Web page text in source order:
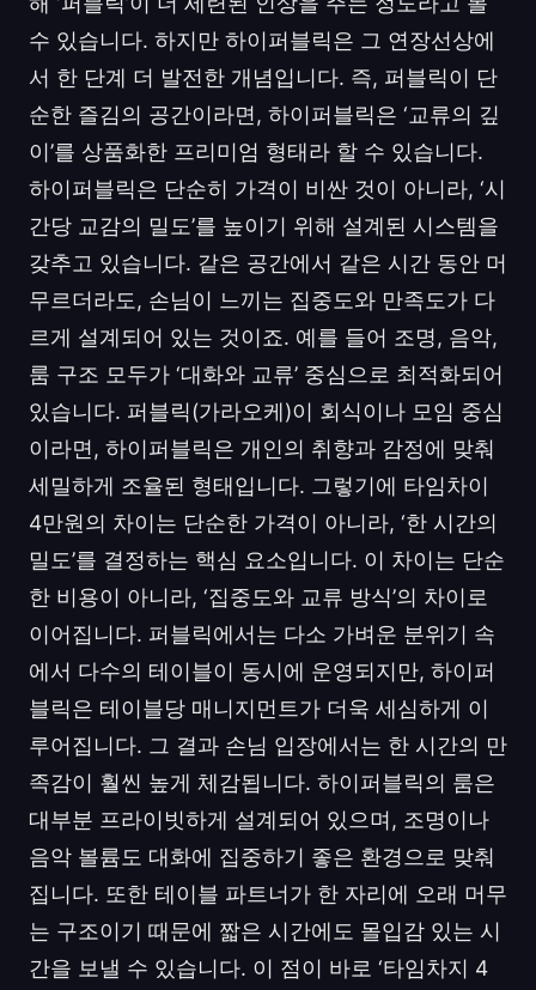
수 있습니다. 하지만 하이퍼블릭은 그 연장선상에
서 한 단계 더 발전한 개념입니다. 즉, 퍼블릭이 단
순한 즐김의 공간이라면, 하이퍼블릭은 ‘교류의 깊
이’를 상품화한 프리미엄 형태라 할 수 있습니다.
하이퍼블릭은 단순히 가격이 비싼 것이 아니라, ‘시
간당 교감의 밀도’를 높이기 위해 설계된 시스템을
갖추고 있습니다. 같은 공간에서 같은 시간 동안 머
무르더라도, 손님이 느끼는 집중도와 만족도가 다
르게 설계되어 있는 것이죠. 예를 들어 조명, 음악,
룸 구조 모두가 ‘대화와 교류’ 중심으로 최적화되어
있습니다. 퍼블릭(가라오케)이 회식이나 모임 중심
이라면, 하이퍼블릭은 개인의 취향과 감정에 맞춰
세밀하게 조율된 형태입니다. 그렇기에 타임차이
4만원의 차이는 단순한 가격이 아니라, ‘한 시간의
밀도’를 결정하는 핵심 요소입니다. 이 차이는 단순
한 비용이 아니라, ‘집중도와 교류 방식’의 차이로
이어집니다. 퍼블릭에서는 다소 가벼운 분위기 속
에서 다수의 테이블이 동시에 운영되지만, 하이퍼
블릭은 테이블당 매니지먼트가 더욱 세심하게 이
루어집니다. 그 결과 손님 입장에서는 한 시간의 만
족감이 훨씬 높게 체감됩니다. 하이퍼블릭의 룸은
대부분 프라이빗하게 설계되어 있으며, 조명이나
음악 볼륨도 대화에 집중하기 좋은 환경으로 맞춰
집니다. 또한 테이블 파트너가 한 자리에 오래 머무
는 구조이기 때문에 짧은 시간에도 몰입감 있는 시
간을 보낼 수 있습니다. 이 점이 바로 ‘타임차지 4